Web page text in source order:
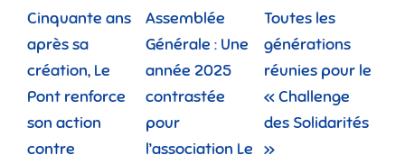
Cinquante ans
après sa
création, Le
Pont renforce
son action
contre
Assemblée
Générale : Une
année 2025
contrastée
pour
l’association Le
Toutes les
générations
réunies pour le
« Challenge
des Solidarités
»